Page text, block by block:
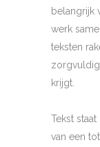
belangrijk
werk
teksten
krijgt.
Tekst
van een